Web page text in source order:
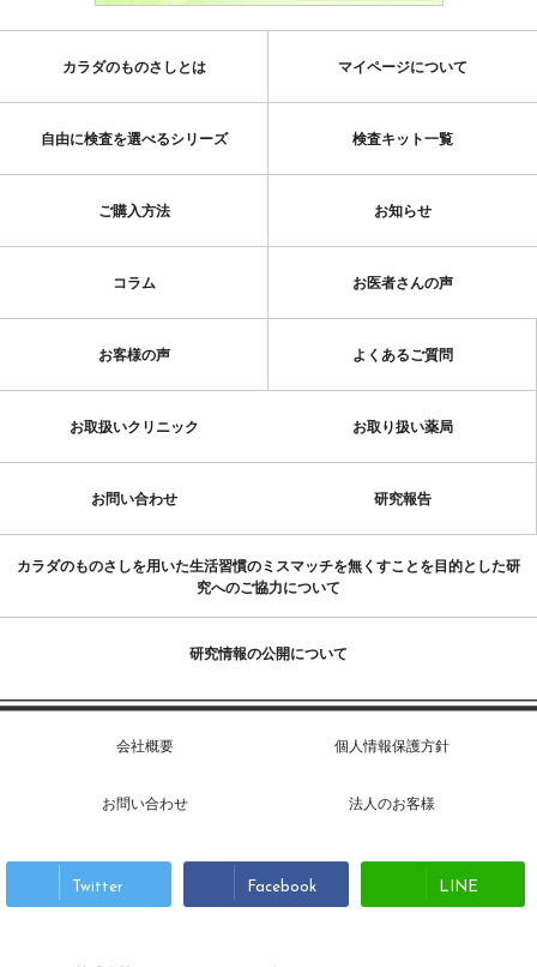
カラダのものさしとは マイページについて
自由に検査を選べるシリーズ 検査キット一覧
ご購入方法 お知らせ
コラム お医者さんの声
お客様の声 よくあるご質問
お取扱いクリニック お取り扱い薬局
お問い合わせ 研究報告
カラダのものさしを用いた生活習慣のミスマッチを無くすことを目的とした研
究へのご協力について
研究情報の公開について
会社概要 個人情報保護方針
お問い合わせ 法人のお客様
Twitter Facebook LINE